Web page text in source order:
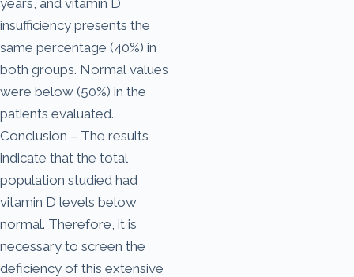
insufficiency presents the
same percentage (40%) in
both groups. Normal values
were below (50%) in the
patients evaluated.
Conclusion – The results
indicate that the total
population studied had
vitamin D levels below
normal. Therefore, it is
necessary to screen the
deficiency of this extensive